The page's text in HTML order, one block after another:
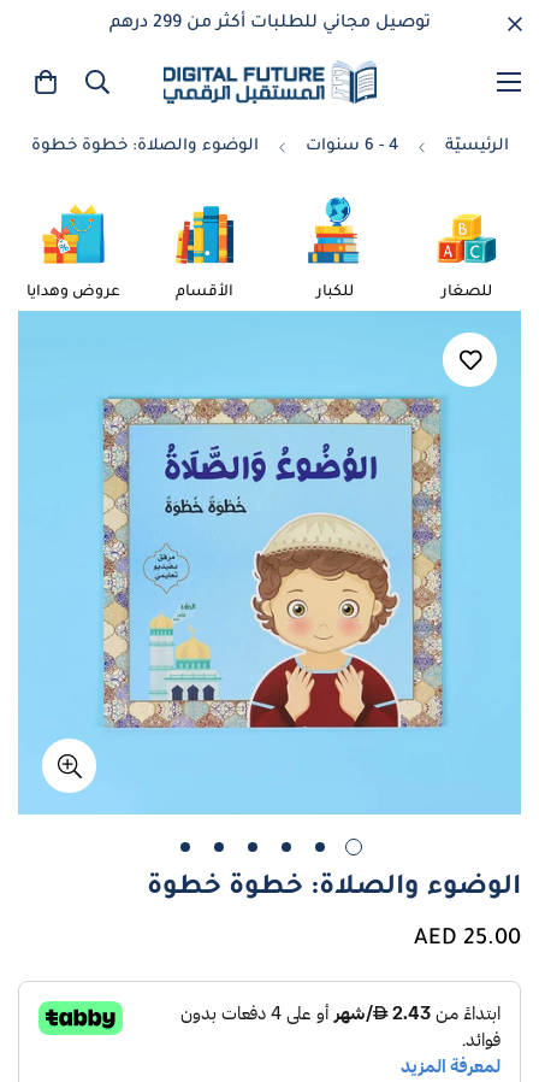
توصيل مجاني للطلبات أكثر من 299 درهم
الرئيسيّة 4 - 6 سنوات الوضوء والصلاة: خطوة خطوة
للصغار للكبار الأقسام عروض وهدايا
الوضوء والصلاة: خطوة خطوة
سعر
25.00 AED